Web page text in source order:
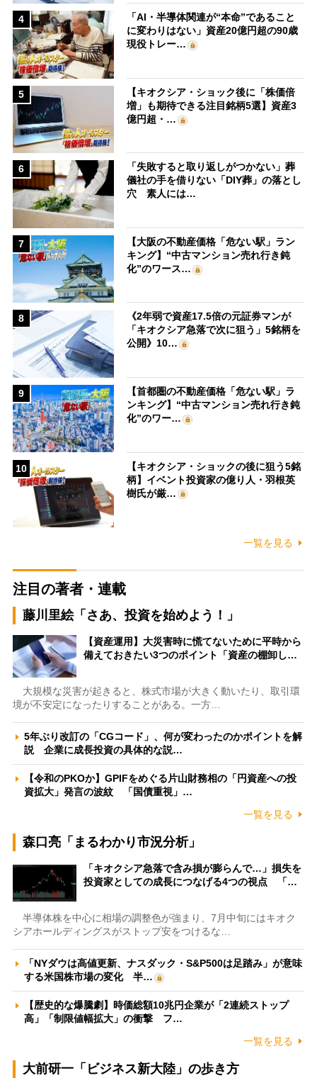
4
「AI・半導体関連が“本命”であること
に変わりはない」資産20億円超の90歳
現役トレー…
5
【キオクシア・ショック後に「株価倍
増」も期待できる注目銘柄5選】資産3
億円超・…
6
「失敗すると取り返しがつかない」葬
儀社の手を借りない「DIY葬」の落とし
穴 素人には…
7
【大阪の不動産価格「危ない駅」ラン
キング】“中古マンション売れ行き鈍
化”のワース…
8
《2年弱で資産17.5倍の元証券マンが
「キオクシア急落で次に狙う」5銘柄を
公開》10…
9
【首都圏の不動産価格「危ない駅」ラ
ンキング】“中古マンション売れ行き鈍
化”のワー…
10
【キオクシア・ショックの後に狙う5銘
柄】イベント投資家の億り人・羽根英
樹氏が厳…
一覧を見る
注目の著者・連載
藤川里絵「さあ、投資を始めよう！」
【資産運用】大災害時に慌てないために平時から
備えておきたい3つのポイント「資産の棚卸し…
大規模な災害が起きると、株式市場が大きく動いたり、取引環
境が不安定になったりすることがある。一方…
5年ぶり改訂の「CGコード」、何が変わったのかポイントを解
説 企業に成長投資の具体的な説…
【令和のPKOか】GPIFをめぐる片山財務相の「円資産への投
資拡大」発言の波紋 「国債重視」…
一覧を見る
森口亮「まるわかり市況分析」
「キオクシア急落で含み損が膨らんで…」損失を
投資家としての成長につなげる4つの視点 「…
半導体株を中心に相場の調整色が強まり、7月中旬にはキオク
シアホールディングスがストップ安をつけるな…
「NYダウは高値更新、ナスダック・S&P500は足踏み」が意味
する米国株市場の変化 半…
【歴史的な爆騰劇】時価総額10兆円企業が「2連続ストップ
高」「制限値幅拡大」の衝撃 フ…
一覧を見る
大前研一「ビジネス新大陸」の歩き方